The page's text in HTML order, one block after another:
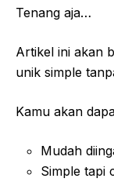
Tenang aja…
Artikel ini akan
unik simple
Kamu akan
Mudah
Simple tapi